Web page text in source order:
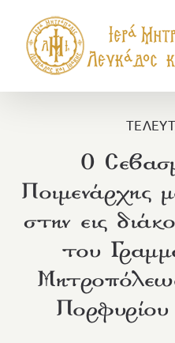
περιεχόμενο
Ο
Ποιμενάρχης
στην εις
του